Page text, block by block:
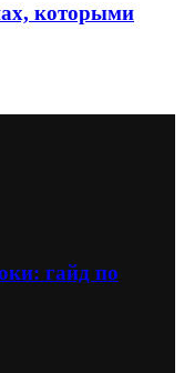
которыми
гайд по